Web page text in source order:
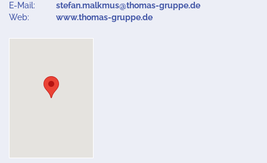
E-Mail:
stefan.malkmus@thomas-gruppe.de
Web:
www.thomas-gruppe.de